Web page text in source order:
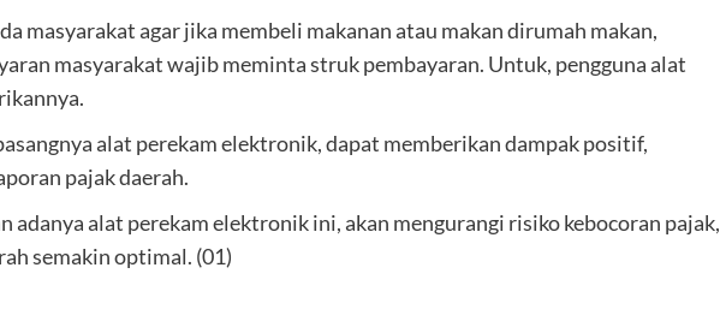
masyarakat agar jika membeli makanan atau makan dirumah makan,
masyarakat wajib meminta struk pembayaran. Untuk, pengguna alat
alat perekam elektronik, dapat memberikan dampak positif,
pajak daerah.
adanya alat perekam elektronik ini, akan mengurangi risiko kebocoran pajak,
semakin optimal. (01)